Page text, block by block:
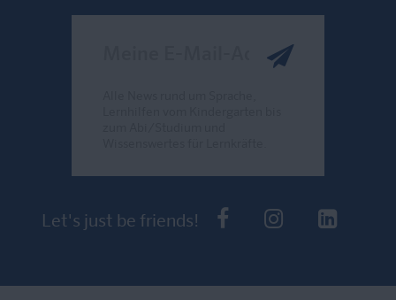
Let's just be friends! PONS beiPONS bei